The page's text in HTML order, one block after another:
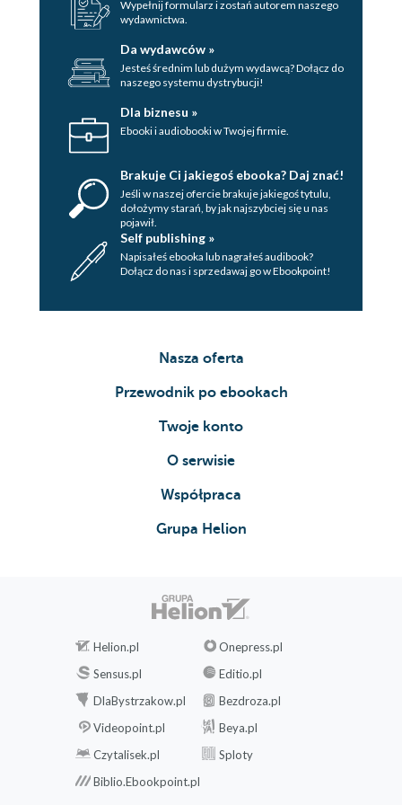
Zadanie 46. Znajdź 1 ruch prowadzący do
sukcesu....................................................................................235
Zadanie 47. Znajdź 1 ruch prowadzący do
sukcesu....................................................................................238
Zadanie 48. Znajdź 1 ruch prowadzący do
sukcesu....................................................................................243
sukcesu....................................................................................248
Zadanie 50. Znajdź 1 ruch prowadzący do
sukcesu....................................................................................255
Wypełnij formularz i zostań autorem naszego
wydawnictwa.
Da wydawców »
Jesteś średnim lub dużym wydawcą? Dołącz do
naszego systemu dystrybucji!
Dla biznesu »
Ebooki i audiobooki w Twojej firmie.
Brakuje Ci jakiegoś ebooka? Daj znać!
Jeśli w naszej ofercie brakuje jakiegoś tytulu,
dołożymy starań, by jak najszybciej się u nas
pojawił.
Self publishing »
Napisałeś ebooka lub nagrałeś audibook?
Dołącz do nas i sprzedawaj go w Ebookpoint!
Nasza oferta
Przewodnik po ebookach
Twoje konto
O serwisie
Współpraca
Grupa Helion
Helion.pl
Onepress.pl
Sensus.pl
Editio.pl
DlaBystrzakow.pl
Bezdroza.pl
Videopoint.pl
Beya.pl
Czytalisek.pl
Sploty
Biblio.Ebookpoint.pl